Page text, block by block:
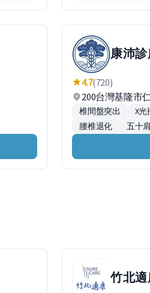
康沛
4.7(720)
200台灣基隆市
椎間盤突出 X光
腰椎退化
五十肩
竹北